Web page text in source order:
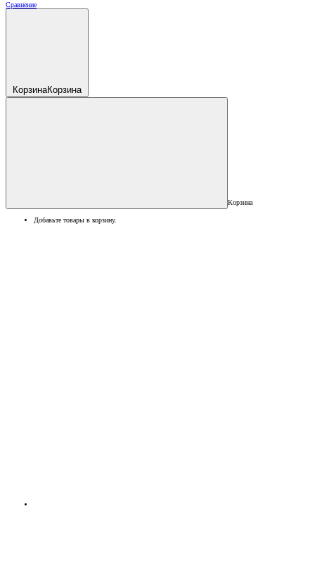
Сравнение
КорзинаКорзина
Корзина
Добавьте товары в корзину.